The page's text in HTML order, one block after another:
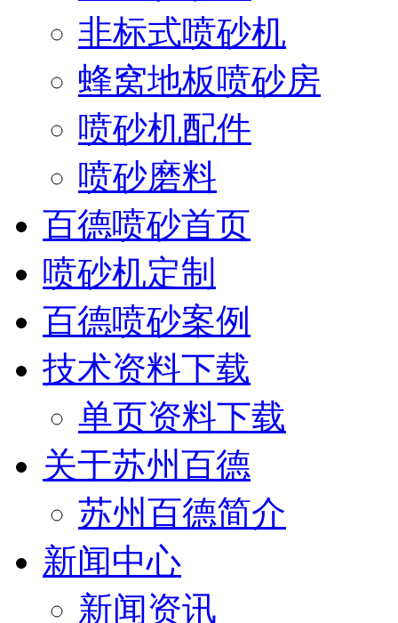
非标式喷砂机
蜂窝地板喷砂房
喷砂机配件
喷砂磨料
百德喷砂首页
喷砂机定制
百德喷砂案例
技术资料下载
单页资料下载
关于苏州百德
苏州百德简介
新闻中心
新闻资讯